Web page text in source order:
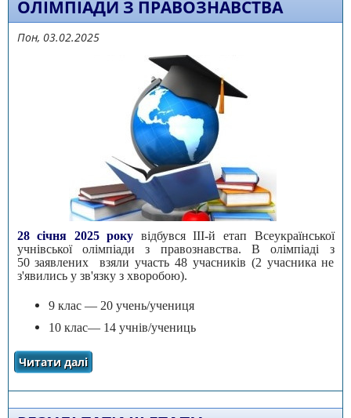
ОЛІМПІАДИ З ПРАВОЗНАВСТВА
Пон, 03.02.2025
28 січня 2025 року відбувся III-й етап Всеукраїнської
учнівської олімпіади з правознавства. В олімпіаді з
50 заявлених взяли участь 48 учасників (2 учасника не
з'явились у зв'язку з хворобою).
9 клас — 20 учень/учениця
10 клас— 14 учнів/учениць
Читати далі
ЧЕРКАСЬКОЇ ОБЛАСТІ В III ЕТАПІ
правознавства